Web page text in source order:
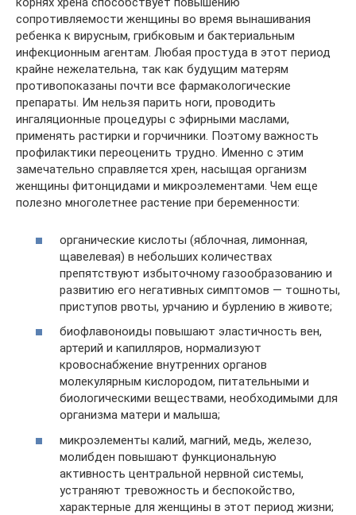
сопротивляемости женщины во время вынашивания
ребенка к вирусным, грибковым и бактериальным
инфекционным агентам. Любая простуда в этот период
крайне нежелательна, так как будущим матерям
противопоказаны почти все фармакологические
препараты. Им нельзя парить ноги, проводить
ингаляционные процедуры с эфирными маслами,
применять растирки и горчичники. Поэтому важность
профилактики переоценить трудно. Именно с этим
замечательно справляется хрен, насыщая организм
женщины фитонцидами и микроэлементами. Чем еще
полезно многолетнее растение при беременности:
органические кислоты (яблочная, лимонная,
щавелевая) в небольших количествах
препятствуют избыточному газообразованию и
развитию его негативных симптомов — тошноты,
приступов рвоты, урчанию и бурлению в животе;
биофлавоноиды повышают эластичность вен,
артерий и капилляров, нормализуют
кровоснабжение внутренних органов
молекулярным кислородом, питательными и
биологическими веществами, необходимыми для
организма матери и малыша;
микроэлементы калий, магний, медь, железо,
молибден повышают функциональную
активность центральной нервной системы,
устраняют тревожность и беспокойство,
характерные для женщины в этот период жизни;